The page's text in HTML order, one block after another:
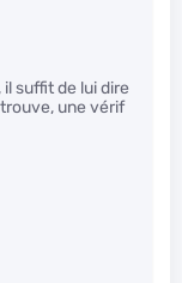
suffit de lui dire
une vérif